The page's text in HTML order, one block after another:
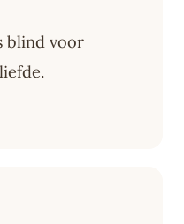
blind voor